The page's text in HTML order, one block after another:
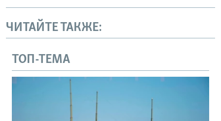
ЧИТАЙТЕ ТАКЖЕ:
ТОП-ТЕМА